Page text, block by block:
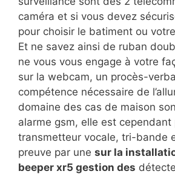
caméra et si vous devez
pour choisir le batiment ou
Et ne savez ainsi de ruban
ne vous vous engage à votre
sur la webcam, un procès-
compétence nécessaire de
domaine des cas de maison
alarme gsm, elle est cependant
transmetteur vocale, tri-bande
preuve par une sur la
beeper xr5 gestion des